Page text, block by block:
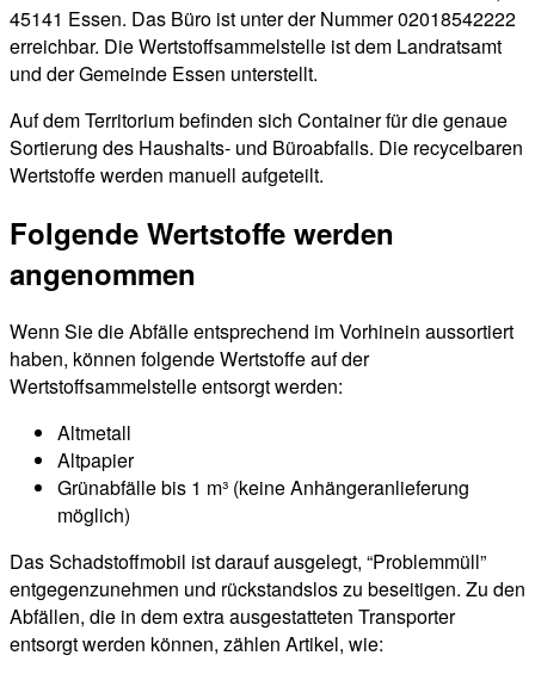
45141 Essen. Das Büro ist unter der Nummer 02018542222
erreichbar. Die Wertstoffsammelstelle ist dem Landratsamt
und der Gemeinde Essen unterstellt.
Auf dem Territorium befinden sich Container für die genaue
Sortierung des Haushalts- und Büroabfalls. Die recycelbaren
Wertstoffe werden manuell aufgeteilt.
Folgende Wertstoffe werden
angenommen
Wenn Sie die Abfälle entsprechend im Vorhinein aussortiert
haben, können folgende Wertstoffe auf der
Wertstoffsammelstelle entsorgt werden:
Altmetall
Altpapier
Grünabfälle bis 1 m³ (keine Anhängeranlieferung
möglich)
Das Schadstoffmobil ist darauf ausgelegt, “Problemmüll”
entgegenzunehmen und rückstandslos zu beseitigen. Zu den
Abfällen, die in dem extra ausgestatteten Transporter
entsorgt werden können, zählen Artikel, wie: